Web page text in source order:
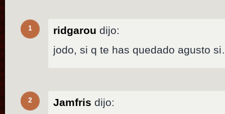
1 ridgarou dijo:
jodo, si q te has quedado agusto
2 Jamfris dijo: